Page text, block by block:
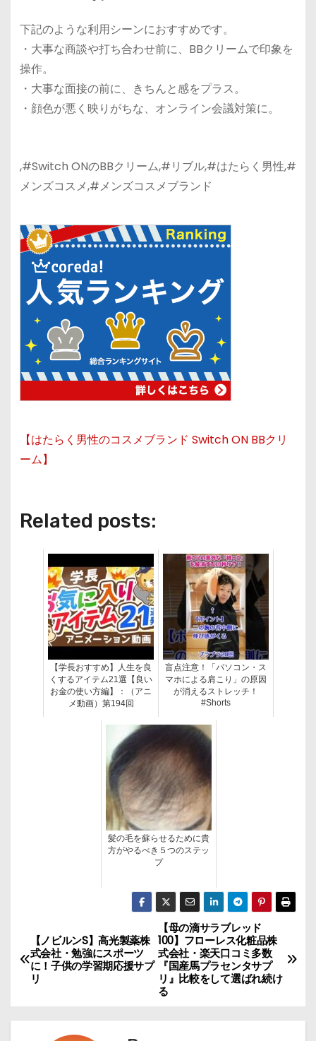
下記のような利用シーンにおすすめです。
・大事な商談や打ち合わせ前に、BBクリームで印象を
操作。
・大事な面接の前に、きちんと感をプラス。
・顔色が悪く映りがちな、オンライン会議対策に。
,#Switch ONのBBクリーム,#リブル,#はたらく男性,#
メンズコスメ,#メンズコスメブランド
【はたらく男性のコスメブランド Switch ON BBクリ
ーム】
Related posts:
【学長おすすめ】人生を良
くするアイテム21選【良い
お金の使い方編】：（アニ
メ動画）第194回
盲点注意！「パソコン・ス
マホによる肩こり」の原因
が消えるストレッチ！
#Shorts
髪の毛を蘇らせるために貴
方がやるべき５つのステッ
プ
投
稿
ビ
【母の滴サラブレッド
100】フローレス化粧品株
式会社・楽天口コミ多数
『国産馬プラセンタサプ
リ』比較をして選ばれ続け
る
【ノビルンS】高光製薬株
式会社・勉強にスポーツ
に！子供の学習期応援サプ
リ